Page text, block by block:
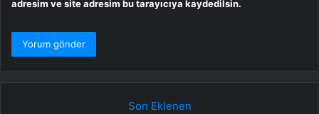
adresim ve site adresim bu tarayıcıya kaydedilsin.
Son Eklenen